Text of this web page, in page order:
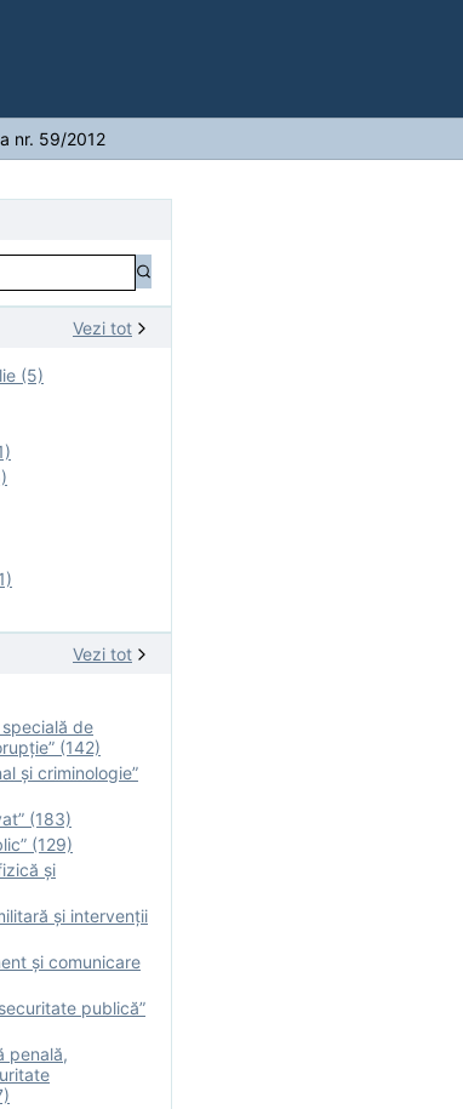
nr. 59/2012
Vezi tot
(5)
Vezi tot
de
(142)
și criminologie”
(183)
(129)
şi
şi intervenţii
și comunicare
publică”
penală,